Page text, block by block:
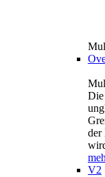
Die
der
V2